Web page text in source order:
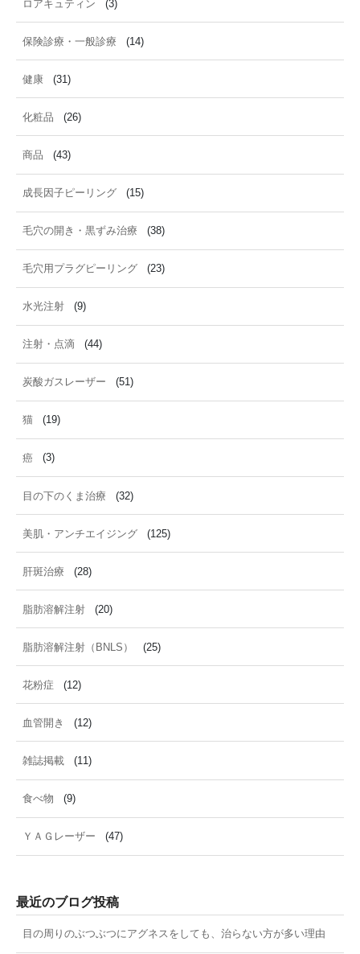
ロアキュティン (3)
保険診療・一般診療 (14)
健康 (31)
化粧品 (26)
商品 (43)
成長因子ピーリング (15)
毛穴の開き・黒ずみ治療 (38)
毛穴用プラグピーリング (23)
水光注射 (9)
注射・点滴 (44)
炭酸ガスレーザー (51)
猫 (19)
癌 (3)
目の下のくま治療 (32)
美肌・アンチエイジング (125)
肝斑治療 (28)
脂肪溶解注射 (20)
脂肪溶解注射（BNLS） (25)
花粉症 (12)
血管開き (12)
雑誌掲載 (11)
食べ物 (9)
ＹＡＧレーザー (47)
最近のブログ投稿
目の周りのぶつぶつにアグネスをしても、治らない方が多い理由